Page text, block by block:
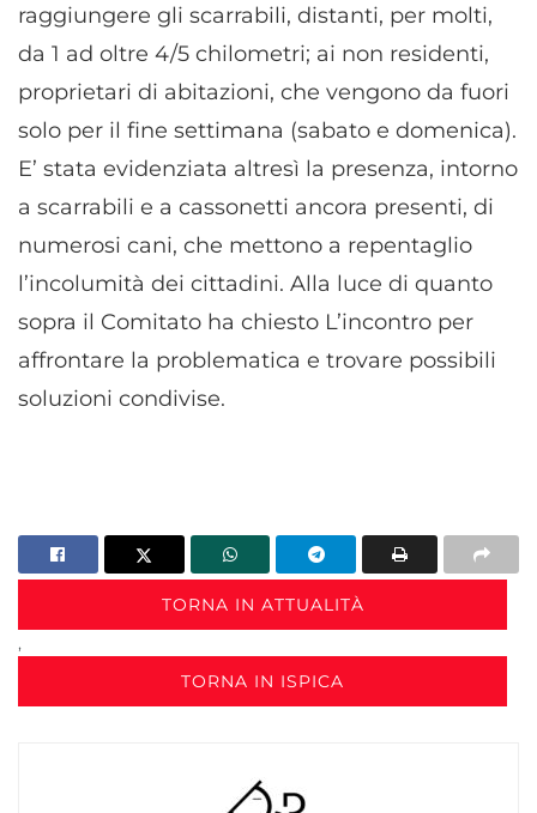
raggiungere gli scarrabili, distanti, per molti,
da 1 ad oltre 4/5 chilometri; ai non residenti,
proprietari di abitazioni, che vengono da fuori
solo per il fine settimana (sabato e domenica).
E’ stata evidenziata altresì la presenza, intorno
a scarrabili e a cassonetti ancora presenti, di
numerosi cani, che mettono a repentaglio
l’incolumità dei cittadini. Alla luce di quanto
sopra il Comitato ha chiesto L’incontro per
affrontare la problematica e trovare possibili
soluzioni condivise.
TORNA IN ATTUALITÀ
,
TORNA IN ISPICA